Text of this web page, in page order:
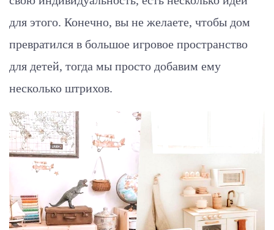
для этого. Конечно, вы не желаете, чтобы дом
превратился в большое игровое пространство
для детей, тогда мы просто добавим ему
несколько штрихов.